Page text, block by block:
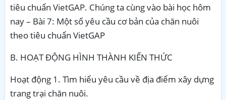
tiêu chuẩn VietGAP. Chúng ta cùng vào bài học hôm
nay – Bài 7: Một số yêu cầu cơ bản của chăn nuôi
theo tiêu chuẩn VietGAP
B. HOẠT ĐỘNG HÌNH THÀNH KIẾN THỨC
Hoạt động 1. Tìm hiểu yêu cầu về địa điểm xây dựng
trang trại chăn nuôi.